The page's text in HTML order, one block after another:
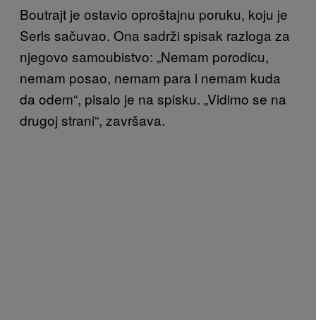
Boutrajt je ostavio oproštajnu poruku, koju je
Serls sačuvao. Ona sadrži spisak razloga za
njegovo samoubistvo: „Nemam porodicu,
nemam posao, nemam para i nemam kuda
da odem“, pisalo je na spisku. „Vidimo se na
drugoj strani“, završava.